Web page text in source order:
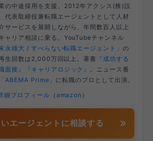
の中途採用を支援。2012年アクシス(株)設
代表取締役兼転職エージェントとして人材
サービスを展開しながら、年間数百人以上
ャリア相談に乗る。YouTubeチャンネル
末永雄大 / すべらない転職エージェント」の
生回数は2,000万回以上。著書 『成功する
面接』
『キャリアロジック』 。ニュース番
「ABEMA Prime」 に転職のプロとして出演。
細プロフィール （ amazon ）
エージェントに相談する